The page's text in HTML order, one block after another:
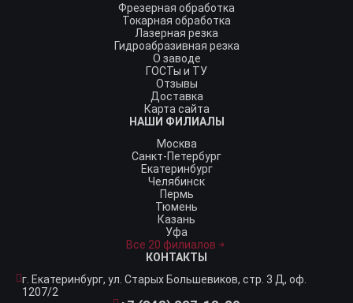
Фрезерная обработка
Токарная обработка
Лазерная резка
Гидроабразивная резка
О заводе
ГОСТы и ТУ
Отзывы
Доставка
Карта сайта
НАШИ ФИЛИАЛЫ
Москва
Санкт-Петербург
Екатеринбург
Челябинск
Пермь
Тюмень
Казань
Уфа
Все 20 филиалов
КОНТАКТЫ
г. Екатеринбург, ул. Старых Большевиков, стр. 3 Д, оф.
1207/2